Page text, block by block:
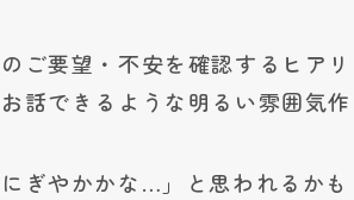
ご要望・不安を確認する ヒア
話できるような明るい雰囲気
ぎやかかな…」と思われるか